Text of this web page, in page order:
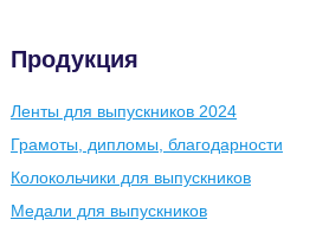
Продукция
Ленты для выпускников 2024
Грамоты, дипломы, благодарности
Колокольчики для выпускников
Медали для выпускников